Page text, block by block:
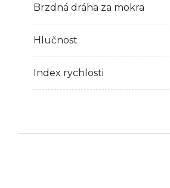
Brzdná dráha za mokra
Hlučnost
Index rychlosti